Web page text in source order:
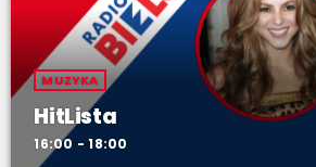
MUZYKA
HitLista
16:00 - 18:00